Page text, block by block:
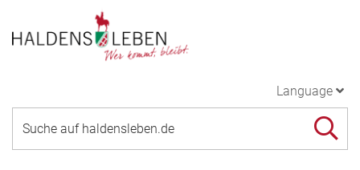
Language